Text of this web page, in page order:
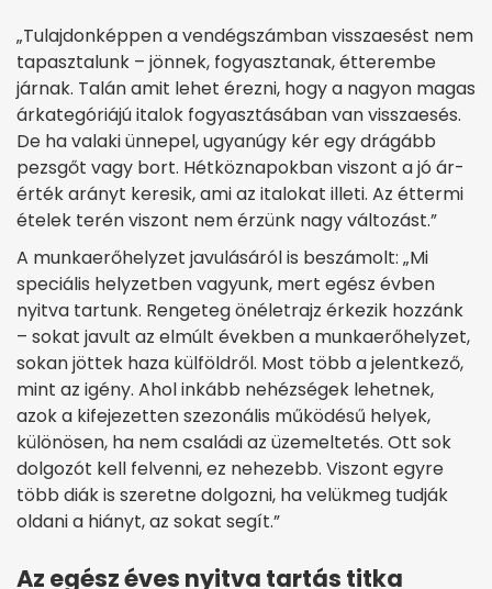
„Tulajdonképpen a vendégszámban visszaesést nem
tapasztalunk – jönnek, fogyasztanak, étterembe
járnak. Talán amit lehet érezni, hogy a nagyon magas
árkategóriájú italok fogyasztásában van visszaesés.
De ha valaki ünnepel, ugyanúgy kér egy drágább
pezsgőt vagy bort. Hétköznapokban viszont a jó ár-
érték arányt keresik, ami az italokat illeti. Az éttermi
ételek terén viszont nem érzünk nagy változást.”
A munkaerőhelyzet javulásáról is beszámolt: „Mi
speciális helyzetben vagyunk, mert egész évben
nyitva tartunk. Rengeteg önéletrajz érkezik hozzánk
– sokat javult az elmúlt években a munkaerőhelyzet,
sokan jöttek haza külföldről. Most több a jelentkező,
mint az igény. Ahol inkább nehézségek lehetnek,
azok a kifejezetten szezonális működésű helyek,
különösen, ha nem családi az üzemeltetés. Ott sok
dolgozót kell felvenni, ez nehezebb. Viszont egyre
több diák is szeretne dolgozni, ha velükmeg tudják
oldani a hiányt, az sokat segít.”
Az egész éves nyitva tartás titka